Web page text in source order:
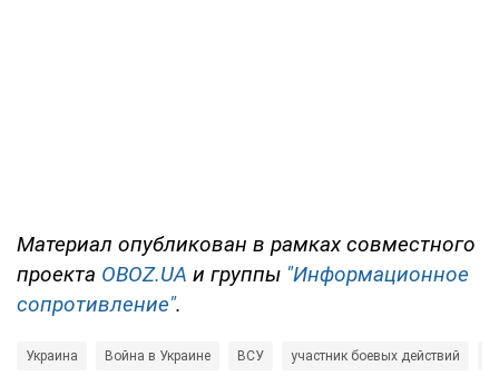
Материал опубликован в рамках совместного
проекта OBOZ.UA и группы "Информационное
сопротивление".
Украина Война в Украине ВСУ участник боевых действий